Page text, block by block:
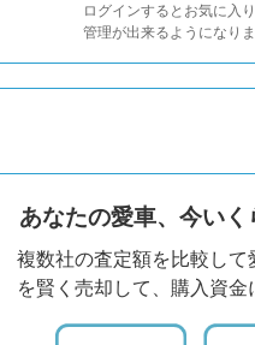
ログインするとお気に入
管理が出来るようになり
あなたの愛車、今いく
複数社の査定額を比較し
を賢く売却して、購入資金